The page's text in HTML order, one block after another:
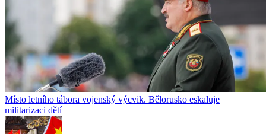
Místo letního tábora vojenský výcvik. Bělorusko eskaluje
militarizaci dětí